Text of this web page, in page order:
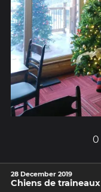
0
28 December 2019
Chiens de traineaux